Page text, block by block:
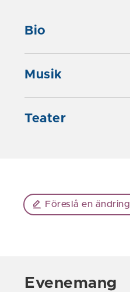
Bio
Musik
Teater
Föreslå en ändring
Evenemang